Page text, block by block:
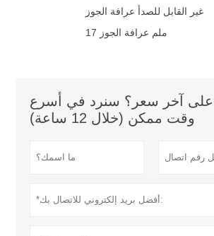
غير القابل للصدأ عرافة الجوز
17 ملم عرافة الجوز
على آخر سعر؟ سنرد في أسرع
وقت ممكن (خلال 12 ساعة)